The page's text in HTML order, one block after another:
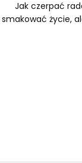
Jak czerpać
smakować życie,